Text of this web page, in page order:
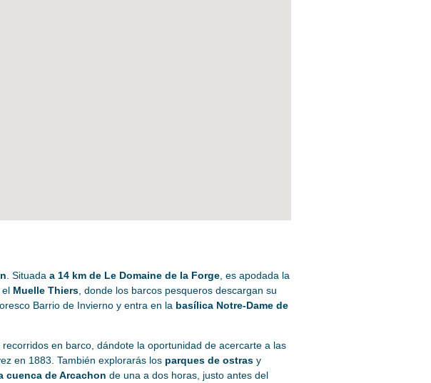
. Situada a 14 km de Le Domaine de la Forge, es apodada la
el Muelle Thiers, donde los barcos pesqueros descargan su
Barrio de Invierno y entra en la basílica Notre-Dame de
en barco, dándote la oportunidad de acercarte a las
en 1883. También explorarás los parques de ostrasy
cuenca de Arcachon de una a dos horas, justo antes del